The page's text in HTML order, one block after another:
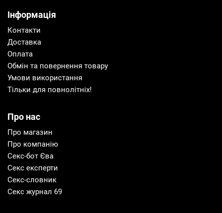
Інформація
Контакти
Доставка
Оплата
Обмін та повернення товару
Умови використання
Тільки для повнолітніх!
Про нас
Про магазин
Про компанію
Секс-бот Єва
Секс експерти
Секс-словник
Секс журнал 69